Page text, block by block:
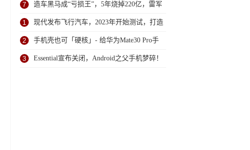
7 造车黑马成“亏损王”，5年烧掉220亿，雷军
也看走眼了？
1 现代发布飞行汽车，2023年开始测试，打造
畅通空中交通
2 手机壳也可「硬核」- 给华为Mate30 Pro手
机穿上Defense外衣
3 Essential宣布关闭，Android之父手机梦碎！